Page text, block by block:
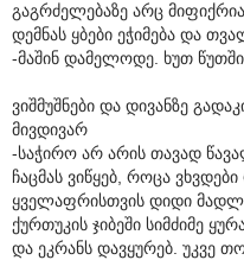
გაგრძელებაზე არც მიფიქრია.
დემნას ყბები ეჭიმება და
-მაშინ დამელოდე. ხუთ
ვიშმუშნები და დივანზე
მივდივარ
-საჭირო არ არის თავად
ჩაცმას ვიწყებ, როცა
ყველაფრისთვის დიდი
ქურთუკის ჯიბეში სიმძიმე
და ეკრანს დავყურებ. უკვე